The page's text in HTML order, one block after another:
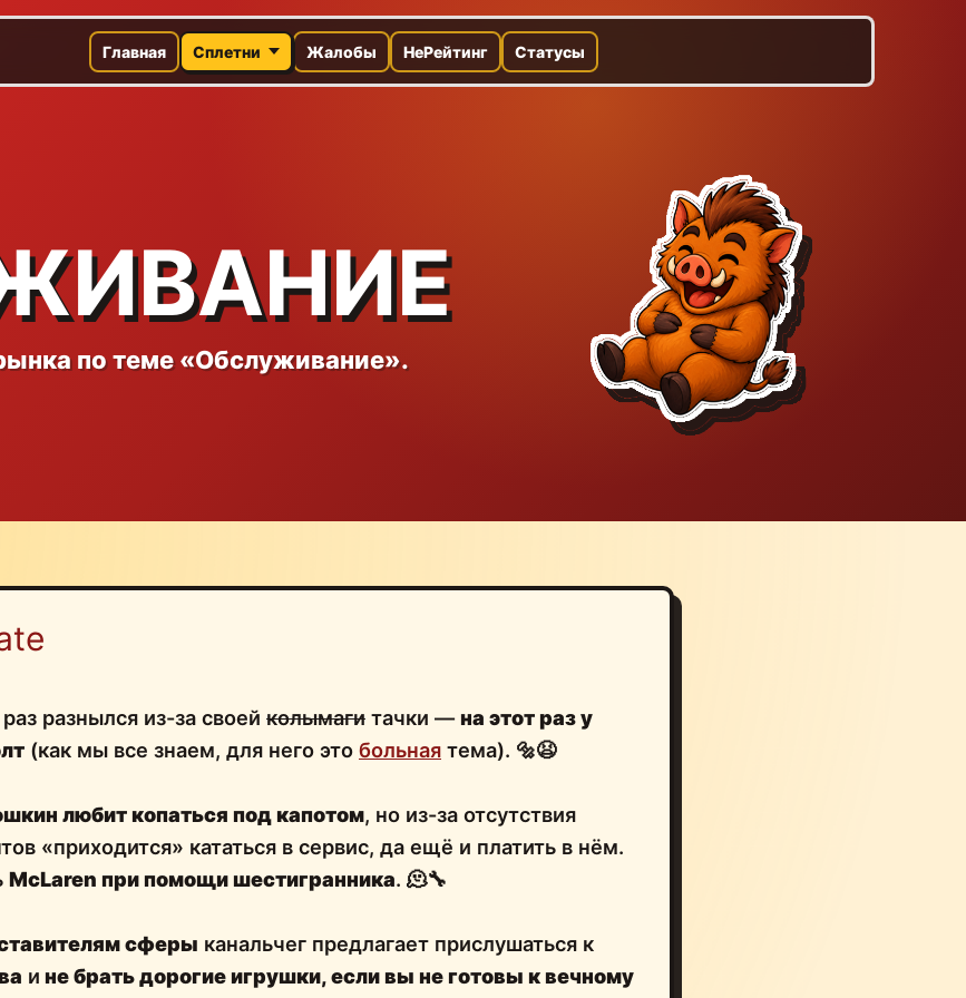
Главная Сплетни Жалобы НеРейтинг Статусы
по теме «Обслуживание».
раз разнылся из-за своей колымаги тачки —на этот раз у
(как мы все знаем, для него это больная тема). 🔩😫
любит копаться под капотом, но из-за отсутствия
«приходится» кататься в сервис, да ещё и платить в нём.
McLaren при помощи шестигранника. 🫠🔧
сферы канальчег предлагает прислушаться к
и не брать дорогие игрушки, если вы не готовы к вечному